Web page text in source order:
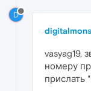
D
vasyag19,
номеру
прислать